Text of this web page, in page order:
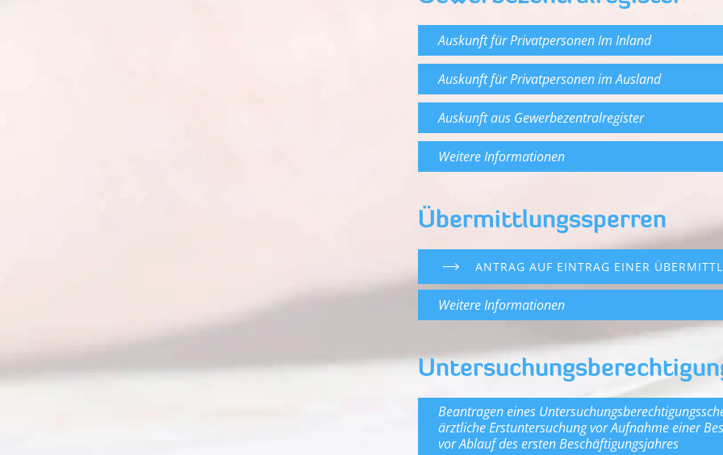
Auskunft für Privatpersonen Im Inland
Auskunft für Privatpersonen im Ausland
Auskunft aus Gewerbezentralregister
Weitere Informationen
Übermittlungssperren
ANTRAG AUF EINTRAG EINER
Weitere Informationen
Beantragen eines
ärztliche Erstuntersuchung vor Aufnahme einer
vor Ablauf des ersten Beschäftigungsjahres